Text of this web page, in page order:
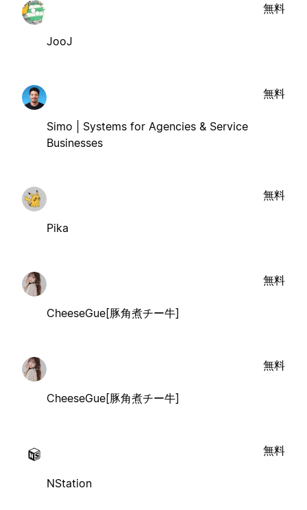
JooJ
無料
Simo | Systems for Agencies & Service
Businesses
無料
Pika
無料
CheeseGue[豚角煮チー牛]
無料
CheeseGue[豚角煮チー牛]
無料
NStation
無料